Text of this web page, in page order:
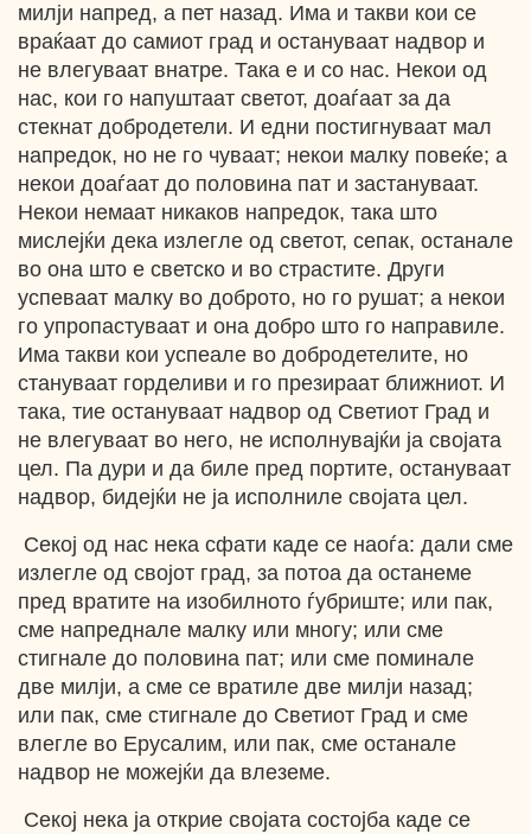
милји напред, а пет назад. Има и такви кои се
враќаат до самиот град и остануваат надвор и
не влегуваат внатре. Така е и со нас. Некои од
нас, кои го напуштаат светот, доаѓаат за да
стекнат добродетели. И едни постигнуваат мал
напредок, но не го чуваат; некои малку повеќе; а
некои доаѓаат до половина пат и застануваат.
Некои немаат никаков напредок, така што
мислејќи дека излегле од светот, сепак, останале
во она што е светско и во страстите. Други
успеваат малку во доброто, но го рушат; а некои
го упропастуваат и она добро што го направиле.
Има такви кои успеале во добродетелите, но
стануваат горделиви и го презираат ближниот. И
така, тие остануваат надвор од Светиот Град и
не влегуваат во него, не исполнувајќи ја својата
цел. Па дури и да биле пред портите, остануваат
надвор, бидејќи не ја исполниле својата цел.
Секој од нас нека сфати каде се наоѓа: дали сме
излегле од својот град, за потоа да останеме
пред вратите на изобилното ѓубриште; или пак,
сме напреднале малку или многу; или сме
стигнале до половина пат; или сме поминале
две милји, а сме се вратиле две милји назад;
или пак, сме стигнале до Светиот Град и сме
влегле во Ерусалим, или пак, сме останале
надвор не можејќи да влеземе.
Секој нека ја открие својата состојба каде се